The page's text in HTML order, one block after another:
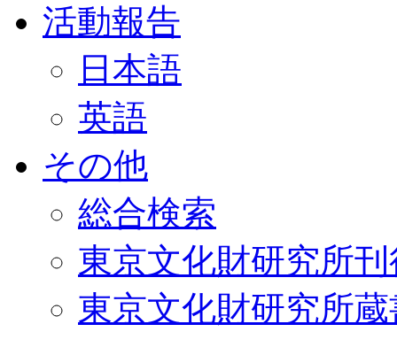
活動報告
日本語
英語
その他
総合検索
東京文化財研究所
東京文化財研究所